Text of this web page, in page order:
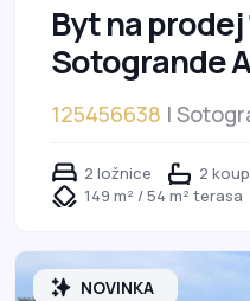
Byt na prodej
Sotogrande
125456638 |
2 ložnice
2
149 m² / 54 m² terasa
NOVINKA